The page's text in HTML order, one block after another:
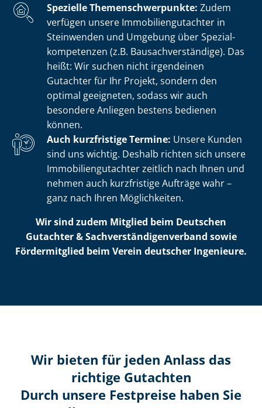
Spezielle The­men­schwer­punk­te: Zudem
verfügen unsere Im­mo­bi­li­en­gut­ach­ter in
Steinwenden und Umgebung über Spe­zi­al­
kom­pe­ten­zen (z.B. Bau­sach­ver­stän­di­ge). Das
heißt: Wir suchen nicht irgendeinen
Gutachter für Ihr Projekt, sondern den
optimal geeigneten, sodass wir auch
besondere Anliegen bestens bedienen
können.
Auch kurzfristige Termine: Unsere Kunden
sind uns wichtig. Deshalb richten sich unsere
Im­mo­bi­li­en­gut­ach­ter zeitlich nach Ihnen und
nehmen auch kurzfristige Aufträge wahr –
ganz nach Ihren Möglichkeiten.
Wir sind zudem Mitglied beim Deutschen
Gutachter & Sach­ver­stän­di­gen­ver­band sowie
Fördermitglied beim Verein deutscher Ingenieure.
Wir bieten für jeden Anlass das
richtige Gutachten
Durch unsere Festpreise haben Sie